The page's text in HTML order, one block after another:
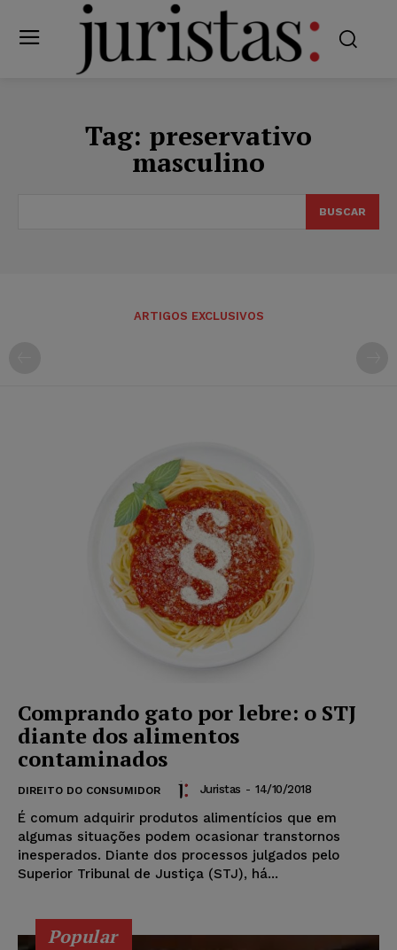
Tag: preservativo
masculino
BUSCAR
ARTIGOS EXCLUSIVOS
Comprando gato por lebre: o STJ
diante dos alimentos
contaminados
DIREITO DO CONSUMIDOR Juristas - 14/10/2018
É comum adquirir produtos alimentícios que em
algumas situações podem ocasionar transtornos
inesperados. Diante dos processos julgados pelo
Superior Tribunal de Justiça (STJ), há...
Popular